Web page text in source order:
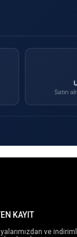
Satın
KAYIT
ve